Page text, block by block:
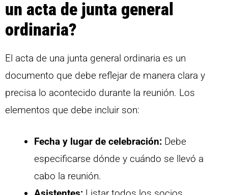
un acta de junta general
ordinaria?
El acta de una junta general ordinaria es un
documento que debe reflejar de manera clara y
precisa lo acontecido durante la reunión. Los
elementos que debe incluir son:
Fecha y lugar de celebración: Debe
especificarse dónde y cuándo se llevó a
cabo la reunión.